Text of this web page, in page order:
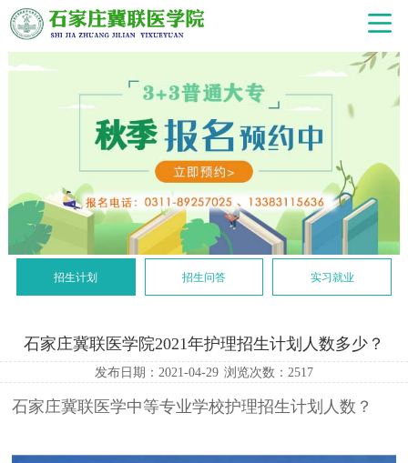
招生计划 招生问答 实习就业
石家庄冀联医学院2021年护理招生计划人数多少？
发布日期：2021-04-29 浏览次数： 2517
石家庄冀联医学中等专业学校护理招生计划人数？